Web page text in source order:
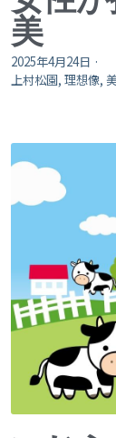
美
2025年4月24日 ·
上村松園, 理想像,